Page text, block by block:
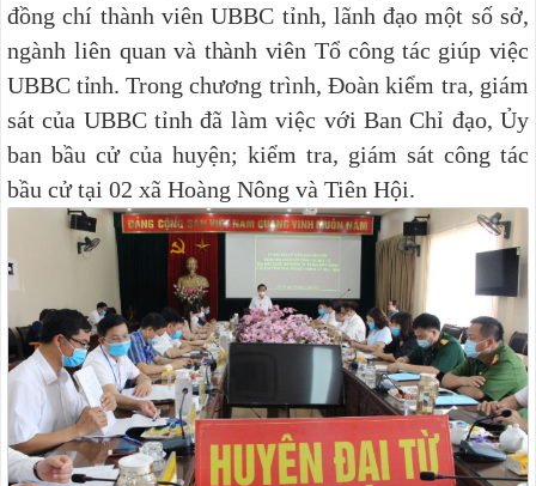
đồng chí thành viên UBBC tỉnh, lãnh đạo một số sở,
ngành liên quanvà thành viên Tổ công tác giúp việc
UBBC tỉnh.Trong chương trình, Đoàn kiểm tra, giám
sát của UBBC tỉnh đã làm việc với Ban Chỉ đạo, Ủy
ban bầu cử của huyện; kiểm tra, giám sát công tác
bầu cử tại 02 xã Hoàng Nông và Tiên Hội.